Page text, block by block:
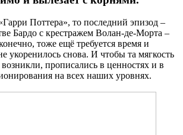
Поттера», то последний эпизод –
Бардо с крестражем Волан-де-Морта –
тоже ещё требуется время и
укоренилось снова. И чтобы та мягкость
прописались в ценностях и в
на всех наших уровнях.